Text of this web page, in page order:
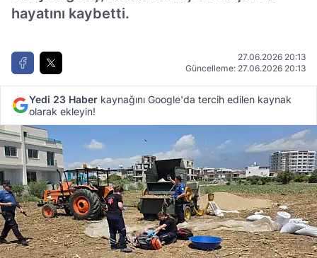
hayatını kaybetti.
27.06.2026 20:13
Güncelleme: 27.06.2026 20:13
Yedi 23 Haber kaynağını Google'da tercih edilen kaynak
olarak ekleyin!